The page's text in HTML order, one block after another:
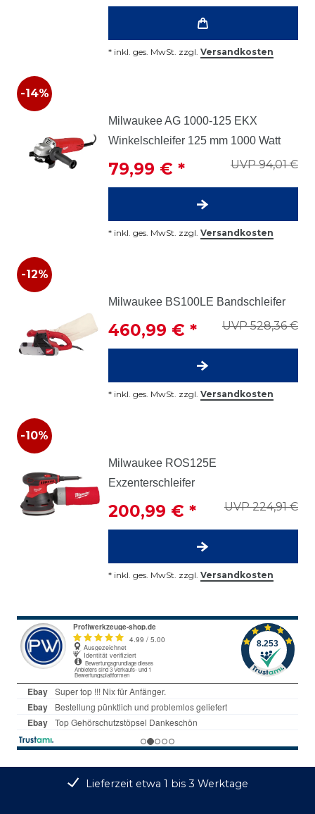
* inkl. ges. MwSt. zzgl. Versandkosten
-14%
Milwaukee AG 1000-125 EKX
Winkelschleifer 125 mm 1000 Watt
UVP 94,01 €
79,99 € *
* inkl. ges. MwSt. zzgl. Versandkosten
-12%
Milwaukee BS100LE Bandschleifer
UVP 528,36 €
460,99 € *
* inkl. ges. MwSt. zzgl. Versandkosten
-10%
Milwaukee ROS125E
Exzenterschleifer
UVP 224,91 €
200,99 € *
* inkl. ges. MwSt. zzgl. Versandkosten
Lieferzeit etwa 1 bis 3 Werktage